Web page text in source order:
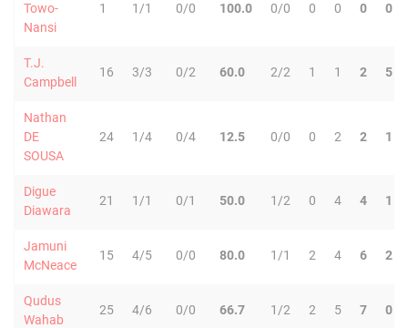
Towo-
Nansi
1 1/1 0/0 100.0 0/0 0 0 0 0
T.J.
Campbell
16 3/3 0/2 60.0 2/2 1 1 2 5
Nathan
DE
SOUSA
24 1/4 0/4 12.5 0/0 0 2 2 1
Digue
Diawara
21 1/1 0/1 50.0 1/2 0 4 4 1
Jamuni
McNeace
15 4/5 0/0 80.0 1/1 2 4 6 2
Qudus
Wahab
25 4/6 0/0 66.7 1/2 2 5 7 0